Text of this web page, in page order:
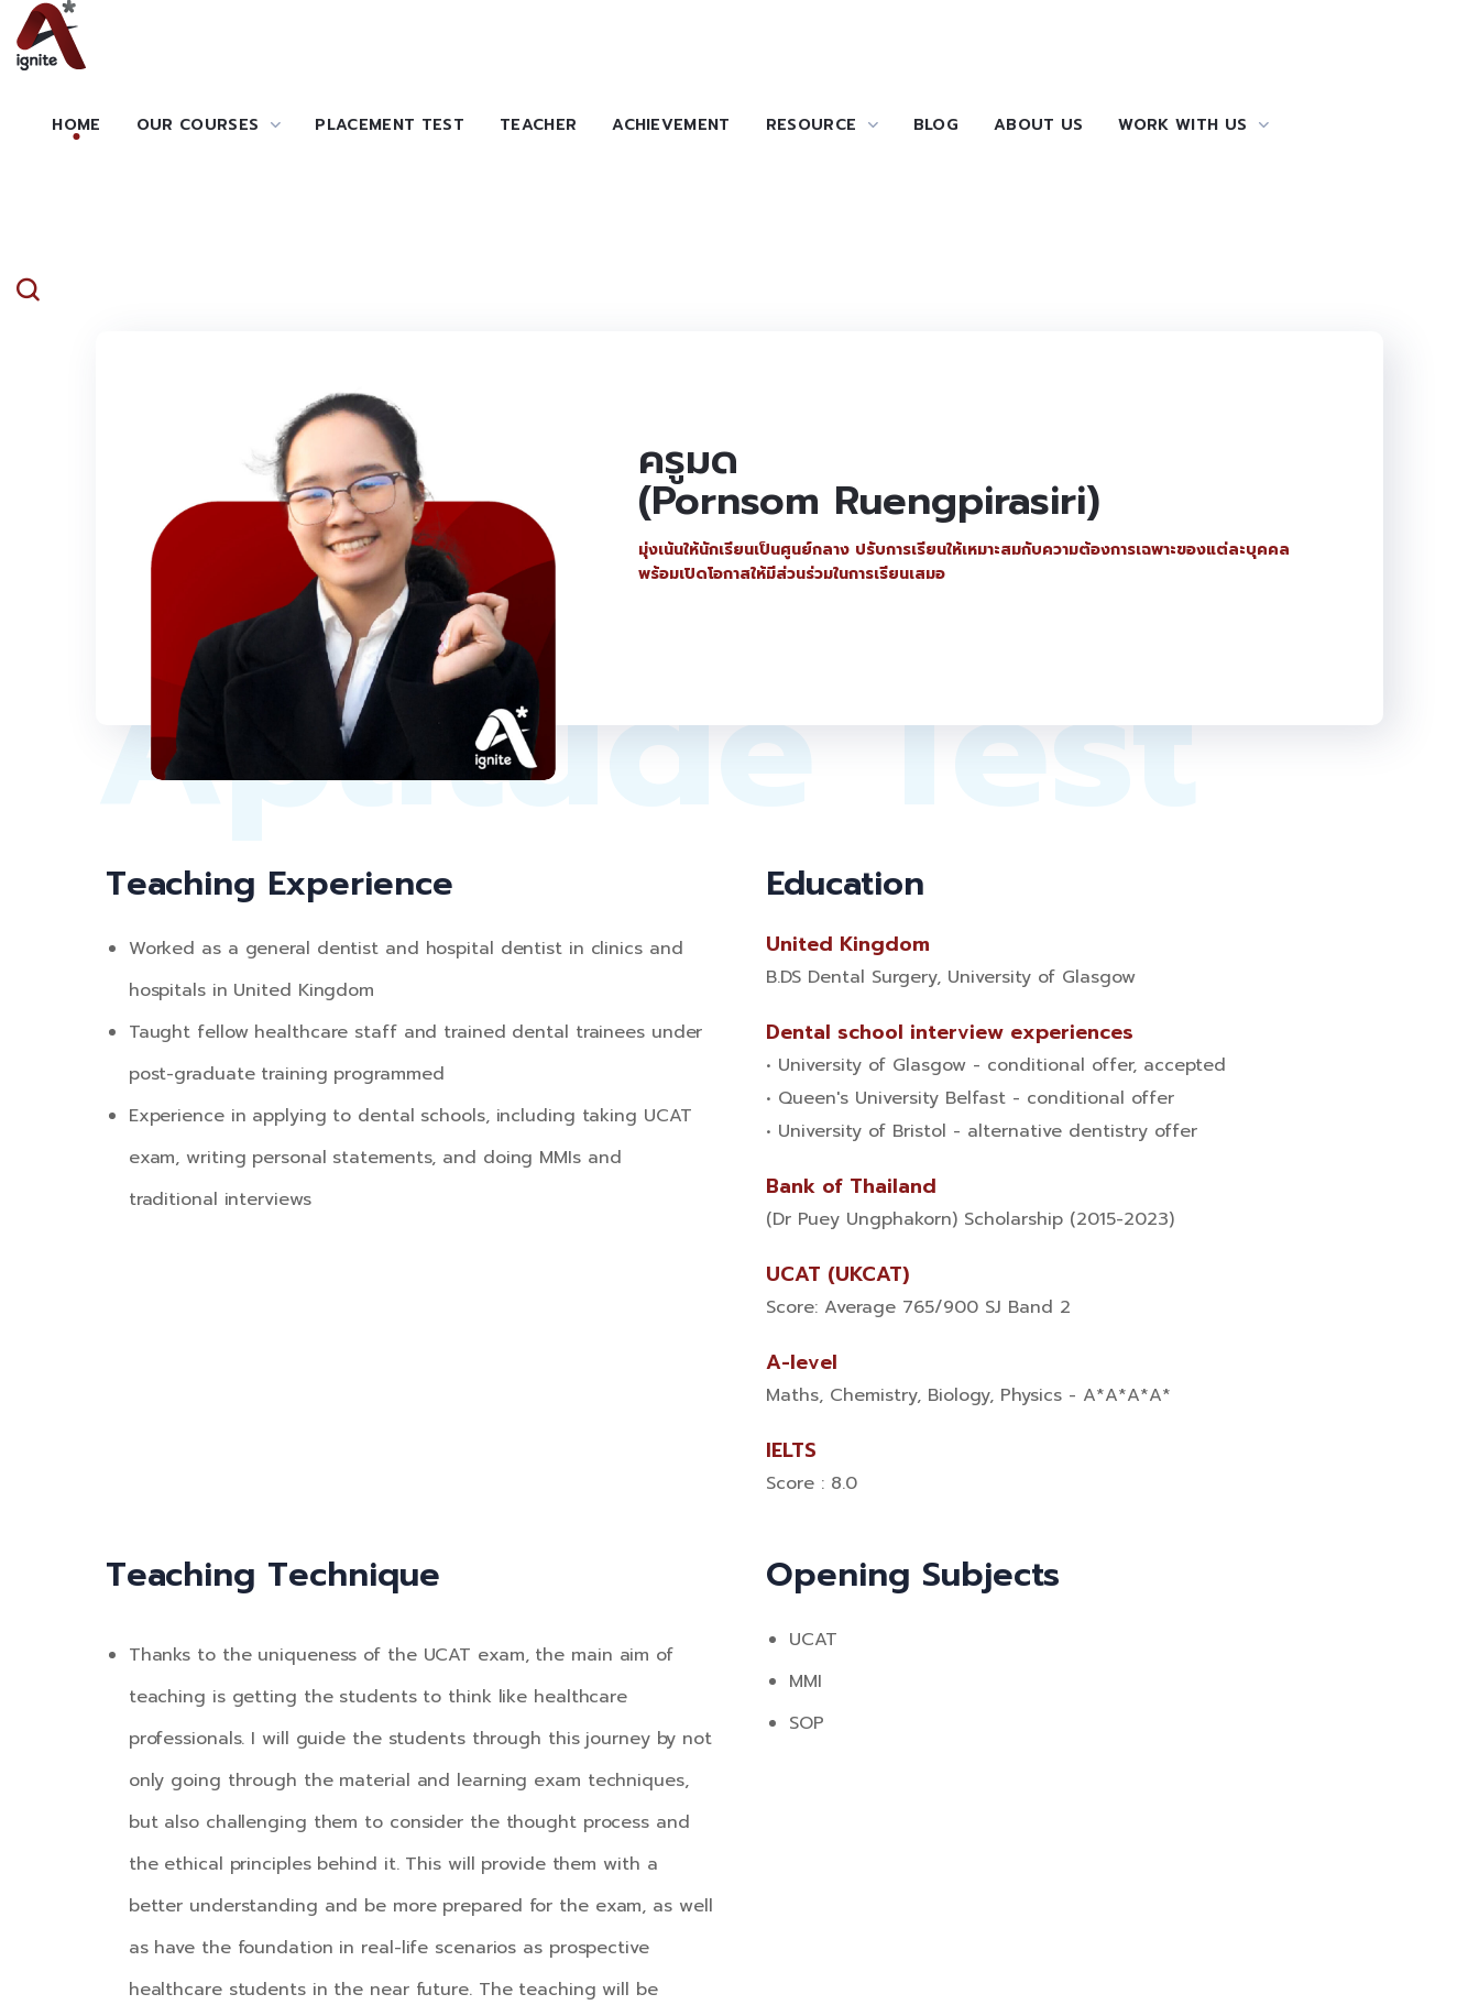
HOME OUR COURSES PLACEMENT TEST TEACHER ACHIEVEMENT RESOURCE BLOG ABOUT US WORK WITH US
ครูมด
(Pornsom Ruengpirasiri)
มุ่งเน้นให้นักเรียนเป็นศูนย์กลาง ปรับการเรียนให้เหมาะสมกับความต้องการเฉพาะของแต่ละบุคคล
พร้อมเปิดโอกาสให้มีส่วนร่วมในการเรียนเสมอ
Medical
Aptitude Test
Teaching Experience
Worked as a general dentist and hospital dentist in clinics and
hospitals in United Kingdom
Taught fellow healthcare staff and trained dental trainees under
post-graduate training programmed
Experience in applying to dental schools, including taking UCAT
exam, writing personal statements, and doing MMIs and
traditional interviews
Education
United Kingdom
B.DS Dental Surgery, University of Glasgow
Dental school interview experiences
• University of Glasgow - conditional offer, accepted
• Queen's University Belfast - conditional offer
• University of Bristol - alternative dentistry offer
Bank of Thailand
(Dr Puey Ungphakorn) Scholarship (2015-2023)
UCAT (UKCAT)
Score: Average 765/900 SJ Band 2
A-level
Maths, Chemistry, Biology, Physics - A*A*A*A*
IELTS
Score : 8.0
Teaching Technique
Thanks to the uniqueness of the UCAT exam, the main aim of
teaching is getting the students to think like healthcare
professionals. I will guide the students through this journey by not
only going through the material and learning exam techniques,
but also challenging them to consider the thought process and
the ethical principles behind it. This will provide them with a
better understanding and be more prepared for the exam, as well
as have the foundation in real-life scenarios as prospective
healthcare students in the near future. The teaching will be
Opening Subjects
UCAT
MMI
SOP